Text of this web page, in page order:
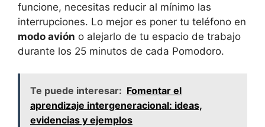
funcione, necesitas reducir al mínimo las
interrupciones. Lo mejor es poner tu teléfono en
modo avión o alejarlo de tu espacio de trabajo
durante los 25 minutos de cada Pomodoro.
Te puede interesar: Fomentar el
aprendizaje intergeneracional: ideas,
evidencias y ejemplos